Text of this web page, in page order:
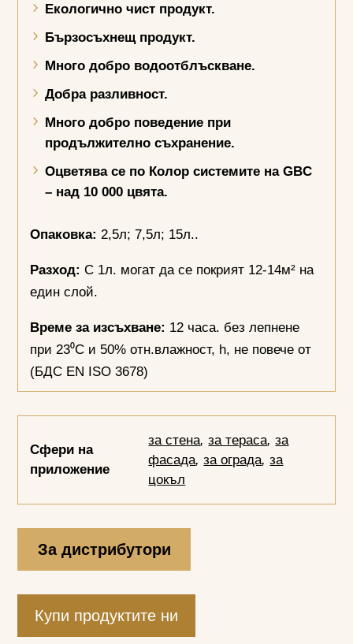
Екологично чист продукт.
Бързосъхнещ продукт.
Много добро водоотблъскване.
Добра разливност.
Много добро поведение при
продължително съхранение.
Оцветява се по Колор системите наGBC
– над 10 000 цвята.
Опаковка: 2,5л; 7,5л; 15л..
Разход: С 1л. могат да се покрият 12-14м² на
един слой.
Време за изсъхване: 12 часа. без лепнене
при 23⁰С и 50% отн.влажност, h, не повече от
(БДС EN ISO 3678)
Сфери на
приложение
за стена,за тераса,за
фасада,за ограда,за
цокъл
За дистрибутори
Купи продуктите ни